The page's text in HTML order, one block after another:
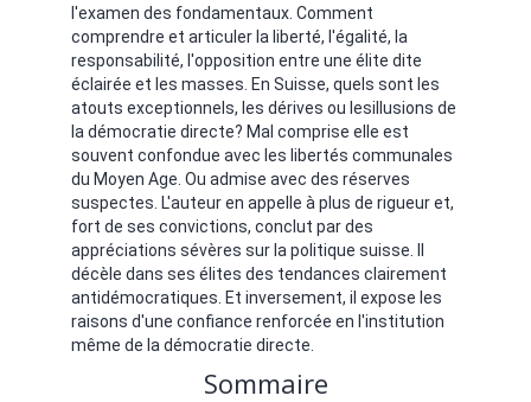
l'examen des fondamentaux. Comment
comprendre et articuler la liberté, l'égalité, la
responsabilité, l'opposition entre une élite dite
éclairée et les masses. En Suisse, quels sont les
atouts exceptionnels, les dérives ou lesillusions de
la démocratie directe? Mal comprise elle est
souvent confondue avec les libertés communales
du Moyen Age. Ou admise avec des réserves
suspectes. L'auteur en appelle à plus de rigueur et,
fort de ses convictions, conclut par des
appréciations sévères sur la politique suisse. Il
décèle dans ses élites des tendances clairement
antidémocratiques. Et inversement, il expose les
raisons d'une confiance renforcée en l'institution
même de la démocratie directe.
Sommaire